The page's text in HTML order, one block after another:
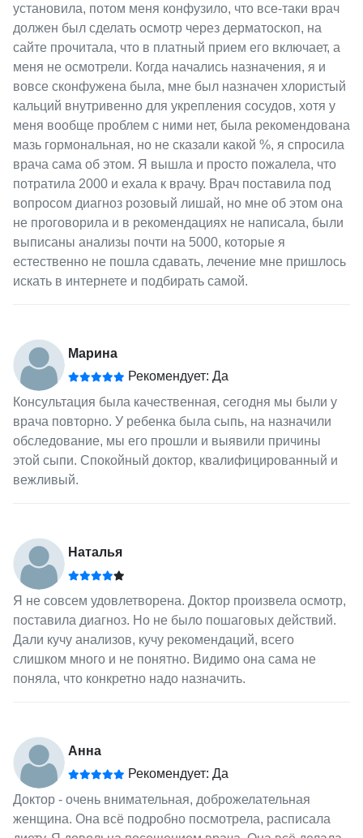
установила, потом меня конфузило, что все-таки врач
должен был сделать осмотр через дерматоскоп, на
сайте прочитала, что в платный прием его включает, а
меня не осмотрели. Когда начались назначения, я и
вовсе сконфужена была, мне был назначен хлористый
кальций внутривенно для укрепления сосудов, хотя у
меня вообще проблем с ними нет, была рекомендована
мазь гормональная, но не сказали какой %, я спросила
врача сама об этом. Я вышла и просто пожалела, что
потратила 2000 и ехала к врачу. Врач поставила под
вопросом диагноз розовый лишай, но мне об этом она
не проговорила и в рекомендациях не написала, были
выписаны анализы почти на 5000, которые я
естественно не пошла сдавать, лечение мне пришлось
искать в интернете и подбирать самой.
Марина
Рекомендует: Да
Консультация была качественная, сегодня мы были у
врача повторно. У ребенка была сыпь, на назначили
обследование, мы его прошли и выявили причины
этой сыпи. Спокойный доктор, квалифицированный и
вежливый.
Наталья
Я не совсем удовлетворена. Доктор произвела осмотр,
поставила диагноз. Но не было пошаговых действий.
Дали кучу анализов, кучу рекомендаций, всего
слишком много и не понятно. Видимо она сама не
поняла, что конкретно надо назначить.
Анна
Рекомендует: Да
Доктор - очень внимательная, доброжелательная
женщина. Она всё подробно посмотрела, расписала